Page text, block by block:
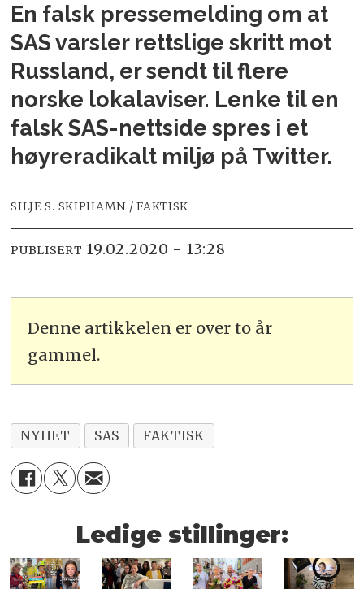
En falsk pressemelding om at
SAS varsler rettslige skritt mot
Russland, er sendt til flere
norske lokalaviser. Lenke til en
falsk SAS-nettside spres i et
høyreradikalt miljø på Twitter.
SILJE S. SKIPHAMN / FAKTISK
PUBLISERT 19.02.2020 - 13:28
Denne artikkelen er over to år
gammel.
NYHET SAS FAKTISK
Ledige stillinger: